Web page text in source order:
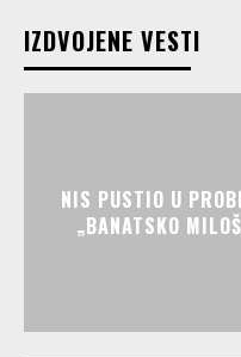
IZDVOJENE VESTI
NIS PUSTIO U
„BANATSKO